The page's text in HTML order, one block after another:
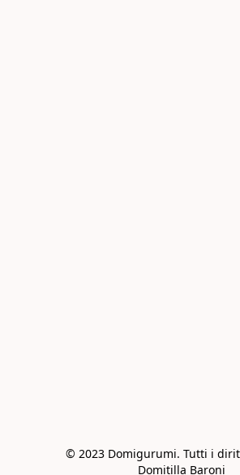
© 2023 Domigurumi. Tutti i
Domitilla Baroni